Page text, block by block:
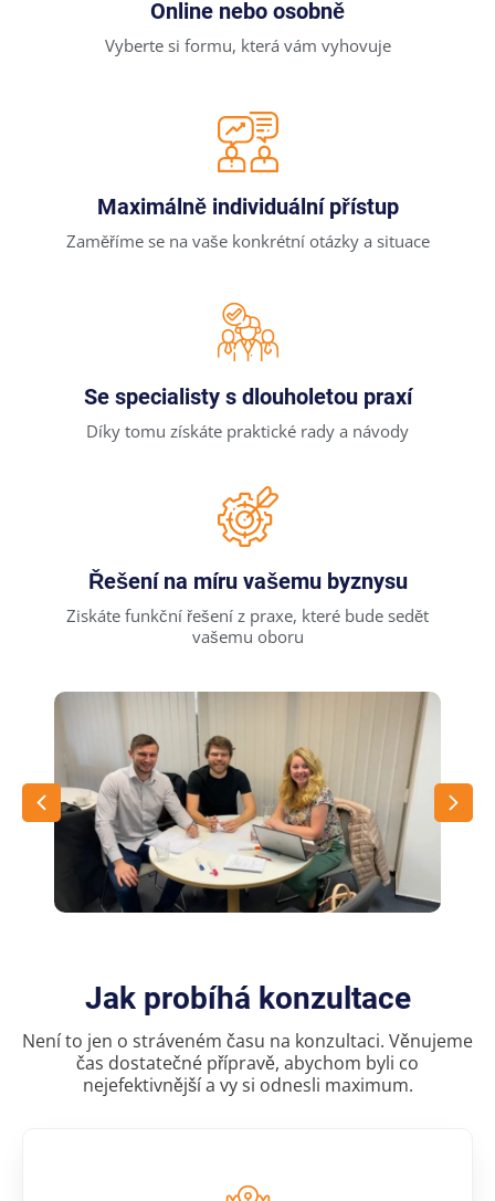
Online nebo osobně
Vyberte si formu, která vám vyhovuje
Maximálně individuální přístup
Zaměříme se na vaše konkrétní otázky a situace
Se specialisty s dlouholetou praxí
Díky tomu získáte praktické rady a návody
Řešení na míru vašemu byznysu
Ziskáte funkční řešení z praxe, které bude sedět
vašemu oboru
Jak probíhá konzultace
Není to jen o stráveném času na konzultaci. Věnujeme
čas dostatečné přípravě, abychom byli co
nejefektivnější a vy si odnesli maximum.